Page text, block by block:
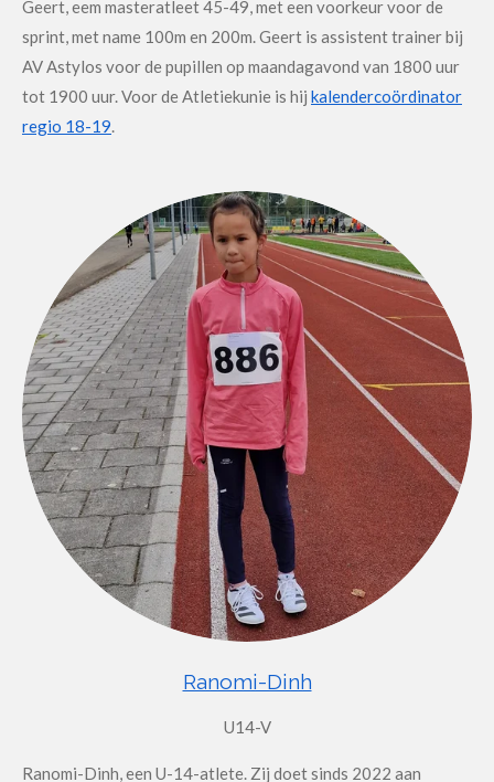
Geert, eem masteratleet 45-49, met een voorkeur voor de
sprint, met name 100m en 200m. Geert is assistent trainer bij
AV Astylos voor de pupillen op maandagavond van 1800 uur
tot 1900 uur. Voor de Atletiekunie is hij kalendercoördinator
regio 18-19.
Ranomi-Dinh
U14-V
Ranomi-Dinh, een U-14-atlete. Zij doet sinds 2022 aan